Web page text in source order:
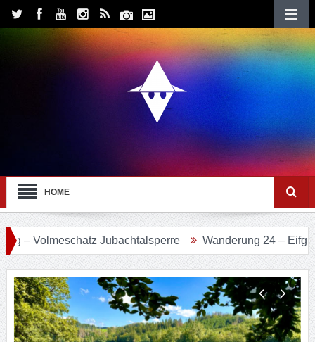
HOME
Volmeschatz Jubachtalsperre Wanderung 24 –